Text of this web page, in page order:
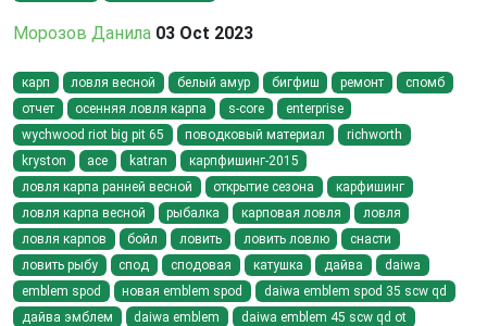
Морозов Данила 03 Oct 2023
карп ловля весной белый амур бигфиш ремонт
спомб
отчет
осенняя ловля карпа s-core
enterprise
wychwood riot big pit 65
поводковый материал
richworth
kryston
ace katran
карпфишинг-2015
ловля карпа ранней весной
открытие сезона
карфишинг
ловля карпа весной
рыбалка карповая ловля
ловля
ловля карпов
бойл ловить ловить ловлю
снасти
ловить рыбу
спод сподовая катушка дайва
daiwa
emblem spod
новая emblem spod
daiwa emblem spod 35 scw qd
дайва эмблем
daiwa emblem
daiwa emblem 45 scw qd ot